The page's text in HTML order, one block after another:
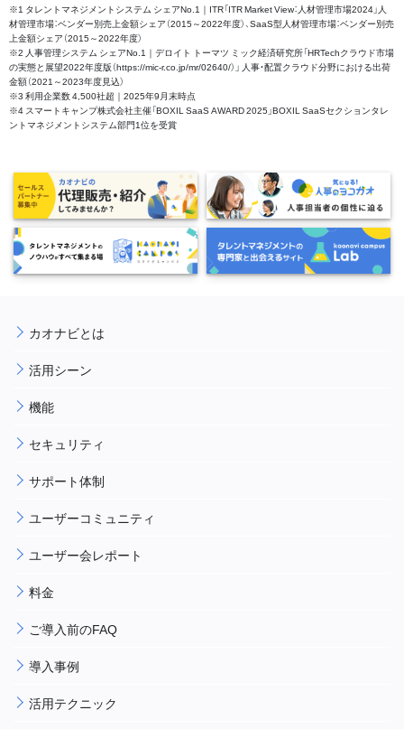
※1 タレントマネジメントシステム シェアNo.1｜ITR「ITR Market View：人材管理市場2024」人
材管理市場：ベンダー別売上金額シェア（2015～2022年度）、SaaS型人材管理市場：ベンダー別売
上金額シェア（2015～2022年度）
※2 人事管理システム シェアNo.1｜デロイト トーマツ ミック経済研究所「HRTechクラウド市場
の実態と展望2022年度版（https://mic-r.co.jp/mr/02640/）」 人事・配置クラウド分野における出荷
金額（2021～2023年度見込）
※3 利用企業数 4,500社超｜2025年9月末時点
※4 スマートキャンプ株式会社主催「BOXIL SaaS AWARD 2025」BOXIL SaaSセクションタレ
ントマネジメントシステム部門1位を受賞
カオナビとは
活用シーン
機能
セキュリティ
サポート体制
ユーザーコミュニティ
ユーザー会レポート
料金
ご導入前のFAQ
導入事例
活用テクニック